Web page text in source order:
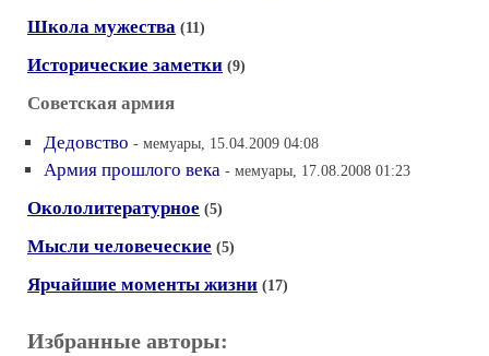
Школа мужества (11)
Исторические заметки (9)
Советская армия
Дедовство - мемуары, 15.04.2009 04:08
Армия прошлого века - мемуары, 17.08.2008 01:23
Окололитературное (5)
Мысли человеческие (5)
Ярчайшие моменты жизни (17)
Избранные авторы: